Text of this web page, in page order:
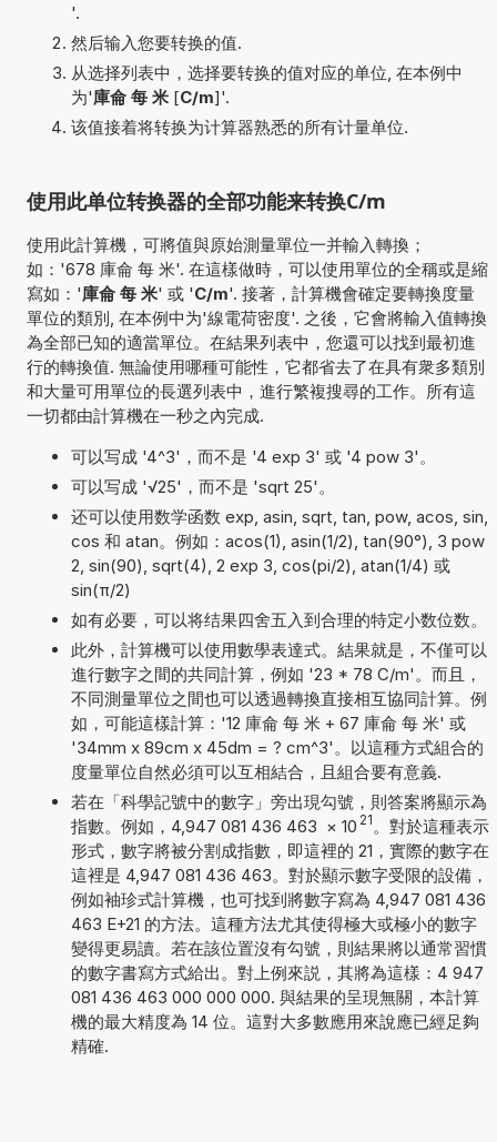
'.
然后输入您要转换的值.
从选择列表中，选择要转换的值对应的单位, 在本例中
为'庫侖 每 米[C/m]'.
该值接着将转换为计算器熟悉的所有计量单位.
使用此单位转换器的全部功能来转换C/m
使用此計算機，可將值與原始測量單位一并輸入轉換；
如：'678 庫侖 每 米'. 在這樣做時，可以使用單位的全稱或是縮
寫如：'庫侖 每 米' 或 'C/m'. 接著，計算機會確定要轉換度量
單位的類別, 在本例中为'線電荷密度'. 之後，它會將輸入值轉換
為全部已知的適當單位。在結果列表中，您還可以找到最初進
行的轉換值. 無論使用哪種可能性，它都省去了在具有衆多類別
和大量可用單位的長選列表中，進行繁複搜尋的工作。所有這
一切都由計算機在一秒之內完成.
可以写成 '4^3'，而不是 '4 exp 3' 或 '4 pow 3'。
可以写成 '√25'，而不是 'sqrt 25'。
还可以使用数学函数 exp, asin, sqrt, tan, pow, acos, sin,
cos 和 atan。例如：acos(1), asin(1/2), tan(90°), 3 pow
2, sin(90), sqrt(4), 2 exp 3, cos(pi/2), atan(1/4) 或
sin(π/2)
如有必要，可以将结果四舍五入到合理的特定小数位数。
此外，計算機可以使用數學表達式。結果就是，不僅可以
進行數字之間的共同計算，例如 '23 * 78 C/m'。而且，
不同測量單位之間也可以透過轉換直接相互協同計算。例
如，可能這樣計算：'12 庫侖 每 米 + 67 庫侖 每 米' 或
'34mm x 89cm x 45dm = ? cm^3'。以這種方式組合的
度量單位自然必須可以互相結合，且組合要有意義.
若在「科學記號中的數字」旁出現勾號，則答案將顯示為
指數。例如，4,947 081 436 463 × 10 21 。對於這種表示
形式，數字將被分割成指數，即這裡的 21，實際的數字在
這裡是 4,947 081 436 463。對於顯示數字受限的設備，
例如袖珍式計算機，也可找到將數字寫為 4,947 081 436
463 E+21 的方法。這種方法尤其使得極大或極小的數字
變得更易讀。若在該位置沒有勾號，則結果將以通常習慣
的數字書寫方式給出。對上例來説，其將為這樣：4 947
081 436 463 000 000 000. 與結果的呈現無關，本計算
機的最大精度為 14 位。這對大多數應用來說應已經足夠
精確.